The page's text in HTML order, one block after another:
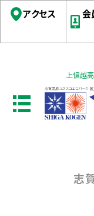
上信越
アクセス
会
志